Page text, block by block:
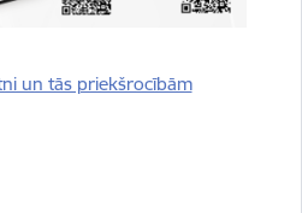
un tās priekšrocībām
atsauksmi